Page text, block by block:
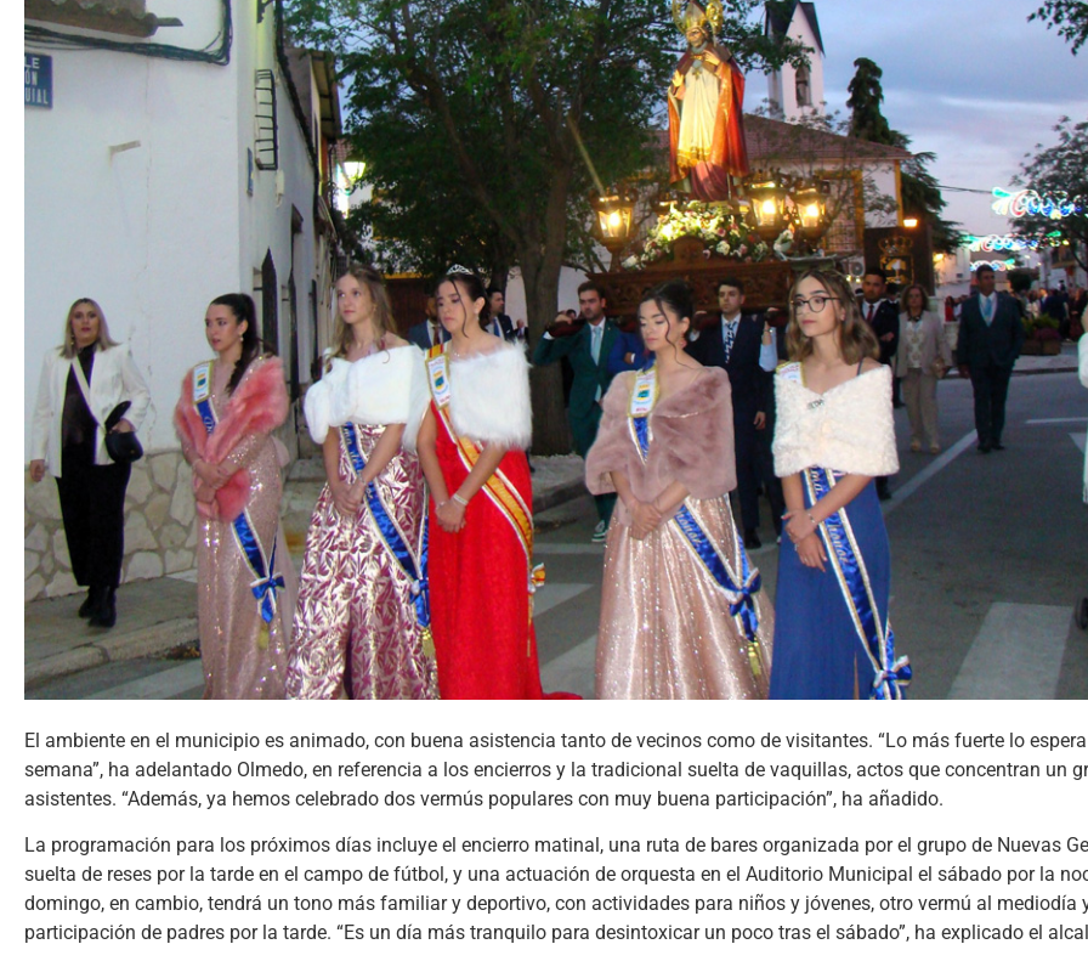
El ambiente en el municipio es animado, con buena asistencia tanto de vecinos como de visitantes. “Lo más fuerte lo
semana”, ha adelantado Olmedo, en referencia a los encierros y la tradicional suelta de vaquillas, actos que concentran un
asistentes. “Además, ya hemos celebrado dos vermús populares con muy buena participación”, ha añadido.
La programación para los próximos días incluye el encierro matinal, una ruta de bares organizada por el grupo de Nuevas
suelta de reses por la tarde en el campo de fútbol, y una actuación de orquesta en el Auditorio Municipal el sábado por la
domingo, en cambio, tendrá un tono más familiar y deportivo, con actividades para niños y jóvenes, otro vermú al mediodía
participación de padres por la tarde. “Es un día más tranquilo para desintoxicar un poco tras el sábado”, ha explicado el